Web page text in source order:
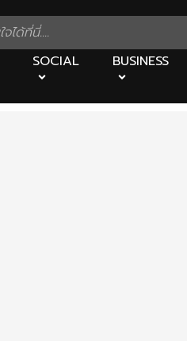
SOCIAL BUSINESS